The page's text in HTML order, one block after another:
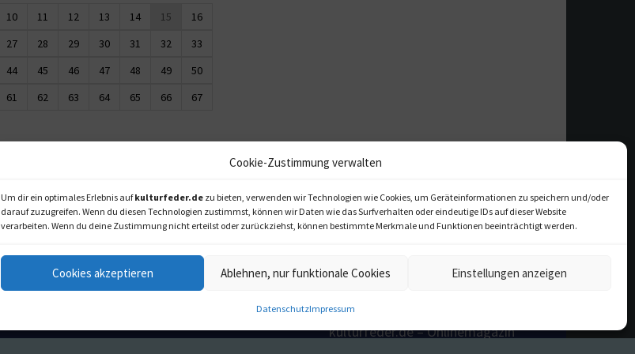
Cookie-Zustimmung verwalten
Um dir ein optimales Erlebnis aufkulturfeder.de zu bieten, verwenden wir Technologien wie Cookies, um Geräteinformationen zu speichern und/oder
darauf zuzugreifen. Wenn du diesen Technologien zustimmst, können wir Daten wie das Surfverhalten oder eindeutige IDs auf dieser Website
verarbeiten. Wenn du deine Zustimmung nicht erteilst oder zurückziehst, können bestimmte Merkmale und Funktionen beeinträchtigt werden.
Cookies akzeptieren Ablehnen, nur funktionale Cookies Einstellungen anzeigen
DatenschutzImpressum
10 11 12 13 14 15
16
27 28 29 30 31 32
33
44 45 46 47 48 49
50
61 62 63 64 65 66
67
kulturfeder.de – Onlinemagazin